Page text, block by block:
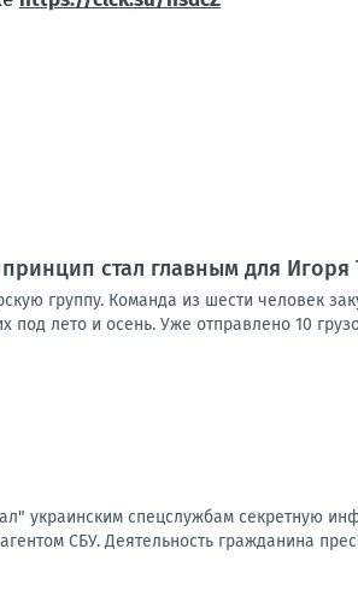
стал главным для Игоря
группу. Команда из шести человек
под лето и осень. Уже отправлено 10
украинским спецслужбам секретную
СБУ. Деятельность гражданина